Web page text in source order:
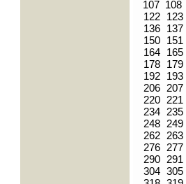
107 108
122
123
136
137
150
151
164
165
178
179
192
193
206 207
220
221
234
235
248
249
262
263
276
277
290
291
304 305